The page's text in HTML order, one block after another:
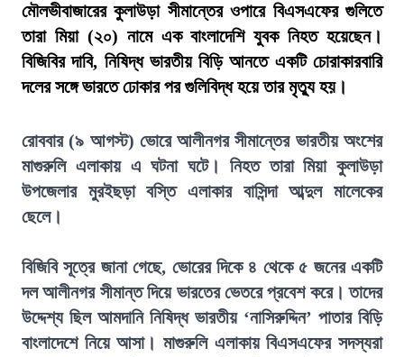
মৌলভীবাজারের কুলাউড়া সীমান্তের ওপারে বিএসএফের গুলিতে
তারা মিয়া (২০) নামে এক বাংলাদেশি যুবক নিহত হয়েছেন।
বিজিবির দাবি, নিষিদ্ধ ভারতীয় বিড়ি আনতে একটি চোরাকারবারি
দলের সঙ্গে ভারতে ঢোকার পর গুলিবিদ্ধ হয়ে তার মৃত্যু হয়।
রোববার (৯ আগস্ট) ভোরে আলীনগর সীমান্তের ভারতীয় অংশের
মাগুরুলি এলাকায় এ ঘটনা ঘটে। নিহত তারা মিয়া কুলাউড়া
উপজেলার মুরইছড়া বস্তি এলাকার বাসিন্দা আব্দুল মালেকের
ছেলে।
বিজিবি সূত্রে জানা গেছে, ভোরের দিকে ৪ থেকে ৫ জনের একটি
দল আলীনগর সীমান্ত দিয়ে ভারতের ভেতরে প্রবেশ করে। তাদের
উদ্দেশ্য ছিল আমদানি নিষিদ্ধ ভারতীয় ‘নাসিরুদ্দিন’ পাতার বিড়ি
বাংলাদেশে নিয়ে আসা। মাগুরুলি এলাকায় বিএসএফের সদস্যরা